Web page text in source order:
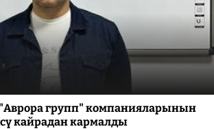
"Аврора групп" компанияларынын
кайрадан кармалды